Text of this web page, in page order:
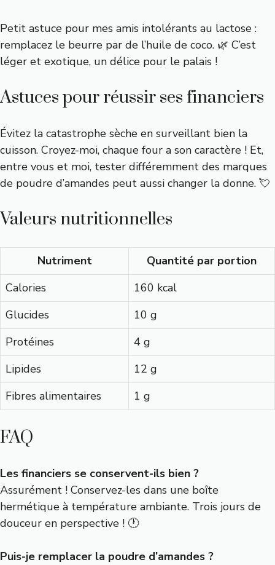
Petit astuce pour mes amis intolérants au lactose :
remplacez le beurre par de l’huile de coco. 🌿 C’est
léger et exotique, un délice pour le palais !
Astuces pour réussir ses financiers
Évitez la catastrophe sèche en surveillant bien la
cuisson. Croyez-moi, chaque four a son caractère ! Et,
entre vous et moi, tester différemment des marques
de poudre d’amandes peut aussi changer la donne. 💘
Valeurs nutritionnelles
Nutriment
Quantité par portion
Calories
160 kcal
Glucides
10 g
Protéines
4 g
Lipides
12 g
Fibres alimentaires
1 g
FAQ
Les financiers se conservent-ils bien ?
Assurément ! Conservez-les dans une boîte
hermétique à température ambiante. Trois jours de
douceur en perspective ! 🕐
Puis-je remplacer la poudre d’amandes ?